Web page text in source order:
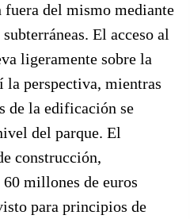
fuera del mismo mediante
El acceso al
ligeramente sobre la
la perspectiva, mientras
de la edificación se
del parque. El
construcción,
60 millones de euros
para principios de